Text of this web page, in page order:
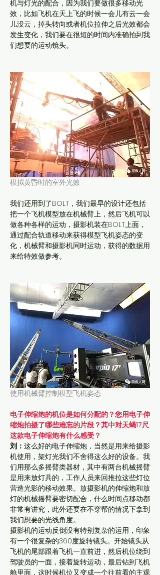
机与灯光的配合，因为我们要做很多移动光
效，比如飞机在天上飞的时候一会儿有云一会
儿没云，掉头转向或者机位拉伸之后光效都会
发生变化，我们要在很短的时间内准确拍到我
们想要的运动镜头。
模拟黄昏时的室外光效
我们还用到了BOLT，我们最早的设计还包括
把一个飞机模型放在机械臂上，然后飞机可以
做各种各样的运动，摄影机装在BOLT上面，
通过配合轨道移动来获得模型飞机姿态的变
化，机械臂和摄影机同时运动，获得的数据用
来给特效做参考。
使用机械臂控制模型飞机姿态
电子伸缩炮的机位是如何分配的？您用电子伸
缩炮拍摄了哪些难忘的片段？其中对天蝎17尺
这款电子伸缩炮有什么感受？
刘： 这么好的电子伸缩炮，当然是用来给摄影
机使用，架灯光我们不舍得这么好的设备。我
们用那么多摇臂类器材，其中有两台机械摇臂
是用来放灯具的，工作人员来回推拉这些灯位
营造光影的移动效果。放摄影机的伸缩炮和放
灯的机械摇臂要密切配合，什么时间点移动都
非常有讲究，此外还要在不穿帮的情况下拿到
我们想要的光线角度。
摄影机的运动反倒没有特别复杂的运用，印象
有一个很复杂的360度旋转镜头。开始镜头从
飞机的尾部跟着飞机一直前进，然后机位绕到
驾驶员的一面，接着旋转运动，最后钻到飞机
舱里面，这时候机位又变成一个往前看的主观